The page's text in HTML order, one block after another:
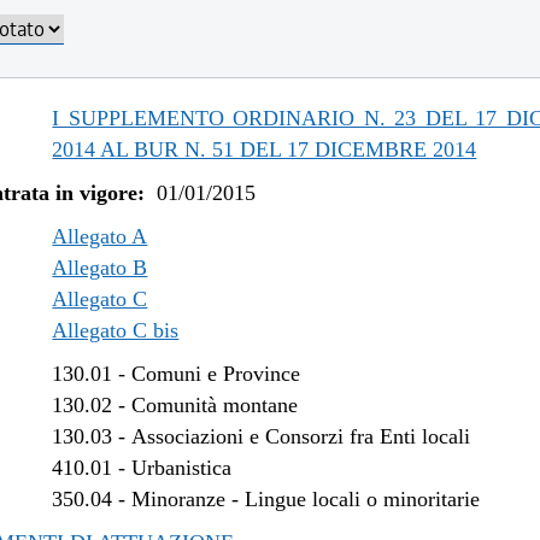
al 31/12/2019
al 18/12/2019
al 20/11/2019
al 09/08/2019
2019 al 10/07/2019
al 15/08/2018
al 29/06/2018
al 14/02/2018
al 04/01/2018
2017 al 09/08/2017
al 26/04/2017
2016 al 08/01/2017
2016 al 14/12/2016
2016 al 12/08/2016
2016 al 29/06/2016
al 12/04/2016
I SUPPLEMENTO ORDINARIO N. 23 DEL 17
2014 AL BUR N. 51 DEL 17 DICEMBRE 2014
in vigore: 01/01/2015
Allegato A
Allegato B
Allegato C
Allegato C bis
130.01 -Comuni e Province
130.02 -Comunità montane
130.03 -Associazioni e Consorzi fra Enti locali
410.01 -Urbanistica
350.04 -Minoranze - Lingue locali o minoritarie